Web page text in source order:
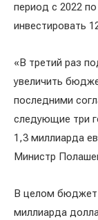
период с 2022
инвестировать
«В третий раз
увеличить
последними
следующие три
1,3 миллиарда
Министр
В целом бюджет
миллиарда